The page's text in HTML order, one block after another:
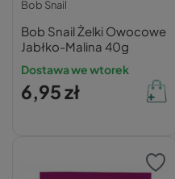
Bob Snail
Bob Snail Żelki Owocowe
Jabłko-Malina 40g
Dostawa we wtorek
6,95 zł